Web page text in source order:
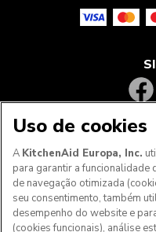
Uso de cookies
A KitchenAid Europa, Inc.
para garantir a funcionalidade
de navegação otimizada
seu consentimento, também
desempenho do website e
(cookies funcionais), análise